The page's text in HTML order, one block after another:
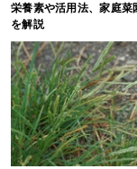
栄養素や活用法、家庭菜
を解説